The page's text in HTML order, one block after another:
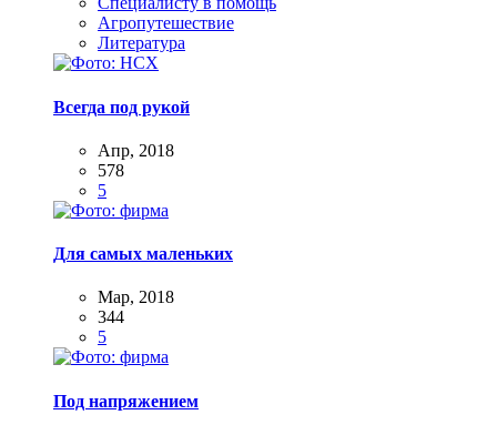
Агропутешествие
Литература
Всегда под рукой
Апр, 2018
578
5
Для самых маленьких
Мар, 2018
344
5
Под напряжением